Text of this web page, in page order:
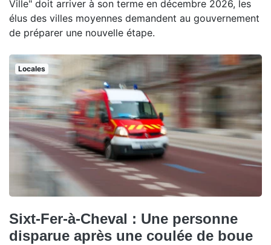
Ville" doit arriver à son terme en décembre 2026, les
élus des villes moyennes demandent au gouvernement
de préparer une nouvelle étape.
Locales
Sixt-Fer-à-Cheval : Une personne
disparue après une coulée de boue